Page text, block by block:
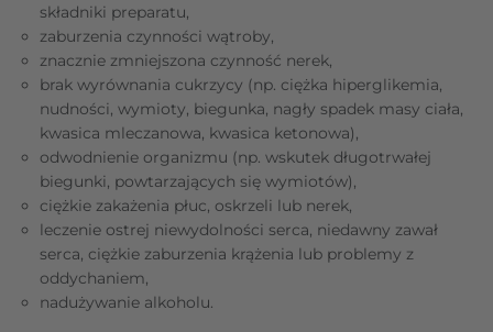
składniki preparatu,
zaburzenia czynności wątroby,
znacznie zmniejszona czynność nerek,
brak wyrównania cukrzycy (np. ciężka hiperglikemia,
nudności, wymioty, biegunka, nagły spadek masy ciała,
kwasica mleczanowa, kwasica ketonowa),
odwodnienie organizmu (np. wskutek długotrwałej
biegunki, powtarzających się wymiotów),
ciężkie zakażenia płuc, oskrzeli lub nerek,
leczenie ostrej niewydolności serca, niedawny zawał
serca, ciężkie zaburzenia krążenia lub problemy z
oddychaniem,
nadużywanie alkoholu.